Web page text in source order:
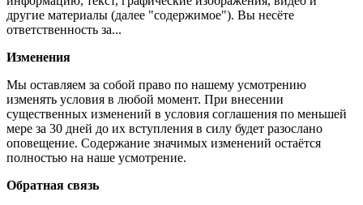
другие материалы (далее "содержимое"). Вы несёте
ответственность за...
Изменения
Мы оставляем за собой право по нашему усмотрению
изменять условия в любой момент. При внесении
существенных изменений в условия соглашения по меньшей
мере за 30 дней до их вступления в силу будет разослано
оповещение. Содержание значимых изменений остаётся
полностью на наше усмотрение.
Обратная связь